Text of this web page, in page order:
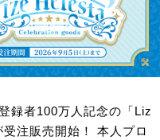
録者100万人記念の「Liz
注販売開始！ 本人プロ